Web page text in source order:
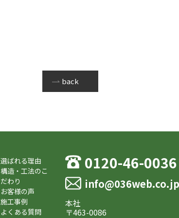
back
選ばれる理由
構造・工法のこ
だわり
お客様の声
施工事例
よくある質問
0120-46-0036
info@036web.co.jp
本社
〒463-0086